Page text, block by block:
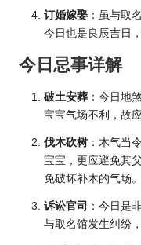
订婚嫁娶 ：虽与取
今日也是良辰吉日
今日忌事详解
破土安葬 ：今日地
宝宝气场不利，故应
伐木砍树 ：木气当
宝宝，更应避免其
免破坏补木的气场。
诉讼官司
：今日是
与取名馆发生纠纷